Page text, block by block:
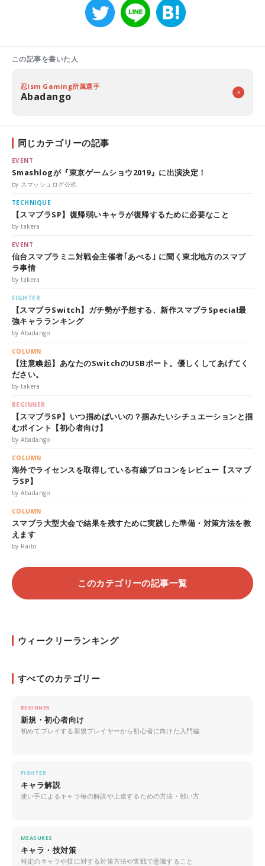
この記事を書いた人
忍ism Gaming所属選手
Abadango
同じカテゴリーの記事
EVENT
Smashlogが『東京ゲームショウ2019』に出演決定！
by スマッシュログ公式
TECHNIQUE
【スマブラSP】復帰弱いキャラが復帰するために必要なこと
by takera
EVENT
仙台スマブラミニ対戦会主催者｢あべる｣ に聞く東北地方のスマブ
ラ事情
by takera
FIGHTER
【スマブラSwitch】ガチ勢が予想する、新作スマブラSpecial最
強キャラランキング
by Abadango
COLUMN
【注意喚起】あなたのSwitchのUSBポート。優しくしてあげてく
ださい。
by takera
BEGINNER
【スマブラSP】いつ掴めばいいの？掴みたいシチュエーションと掴
むポイント【初心者向け】
by Abadango
COLUMN
海外でライセンスを取得している有線プロコンをレビュー【スマブ
ラSP】
by Abadango
COLUMN
スマブラ大型大会で結果を残すために実践した準備・対策方法を教
えます
by Raito
このカテゴリーの記事一覧
ウィークリーランキング
すべてのカテゴリー
BEGINNER
新規・初心者向け
初めてプレイする新規プレイヤーから初心者に向けた入門編
FIGHTER
キャラ解説
使い手によるキャラ毎の解説や上達するための方法・戦い方
MEASURES
キャラ・技対策
特定のキャラや技に対する対策方法や実戦で意識すること